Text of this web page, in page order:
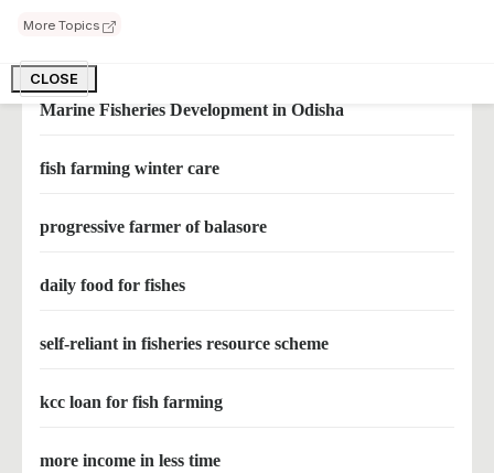
More Topics
CLOSE
Marine Fisheries Development in Odisha
fish farming winter care
progressive farmer of balasore
daily food for fishes
self-reliant in fisheries resource scheme
kcc loan for fish farming
more income in less time